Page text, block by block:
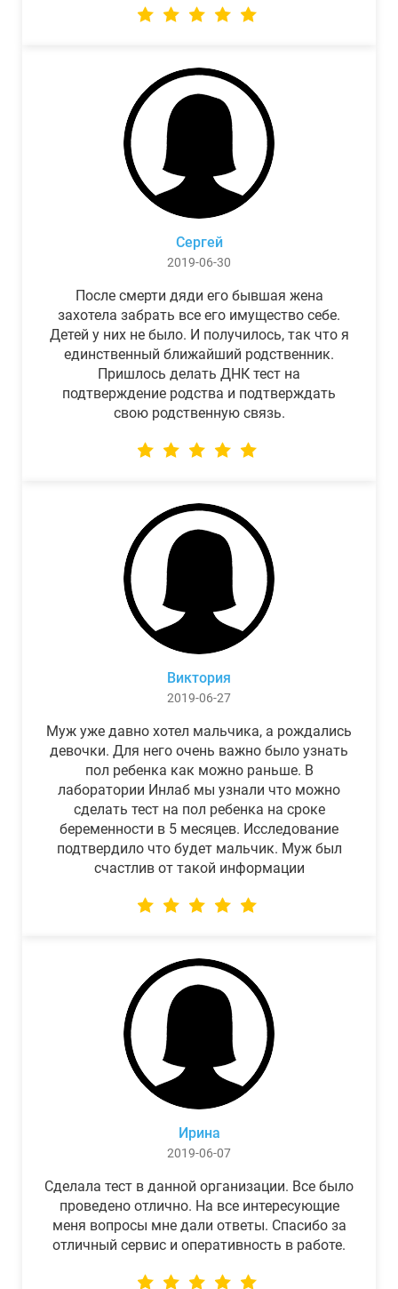
Сергей
2019-06-30
После смерти дяди его бывшая жена
захотела забрать все его имущество себе.
Детей у них не было. И получилось, так что я
единственный ближайший родственник.
Пришлось делать ДНК тест на
подтверждение родства и подтверждать
свою родственную связь.
Виктория
2019-06-27
Муж уже давно хотел мальчика, а рождались
девочки. Для него очень важно было узнать
пол ребенка как можно раньше. В
лаборатории Инлаб мы узнали что можно
сделать тест на пол ребенка на сроке
беременности в 5 месяцев. Исследование
подтвердило что будет мальчик. Муж был
счастлив от такой информации
Ирина
2019-06-07
Сделала тест в данной организации. Все было
проведено отлично. На все интересующие
меня вопросы мне дали ответы. Спасибо за
отличный сервис и оперативность в работе.